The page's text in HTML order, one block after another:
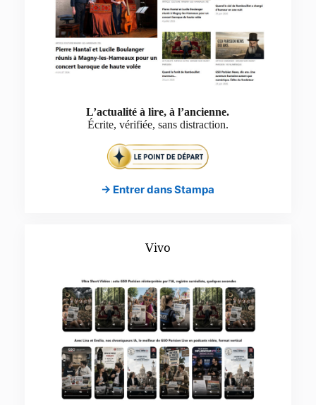
L’actualité à lire, à l’ancienne.
Écrite, vérifiée, sans distraction.
→ Entrer dans Stampa
Vivo